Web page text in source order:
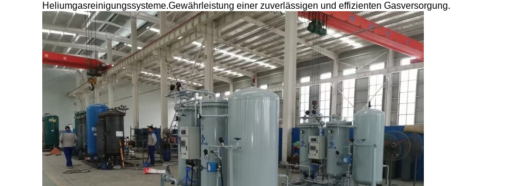
Heliumgasreinigungssysteme.Gewährleistung einer zuverlässigen und effizienten Gasversorgung.